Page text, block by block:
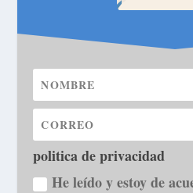
politica de privacidad
He leído y estoy de